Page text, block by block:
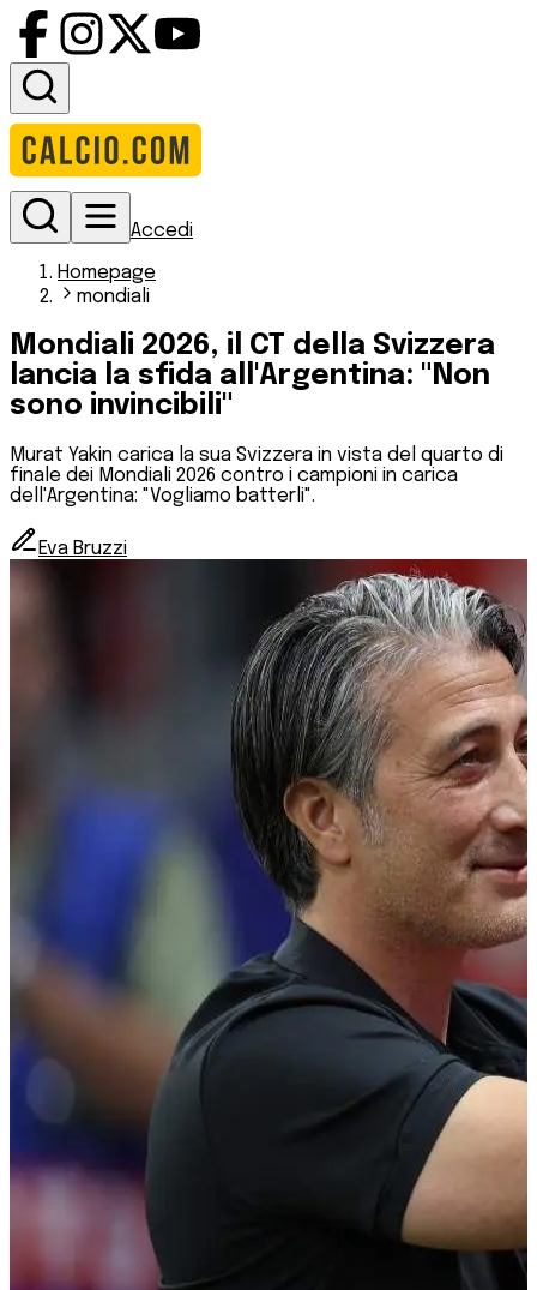
Accedi
Homepage
mondiali
Mondiali 2026, il CT della Svizzera
lancia la sfida all'Argentina: "Non
sono invincibili"
Murat Yakin carica la sua Svizzera in vista del quarto di
finale dei Mondiali 2026 contro i campioni in carica
dell'Argentina: "Vogliamo batterli".
Eva Bruzzi